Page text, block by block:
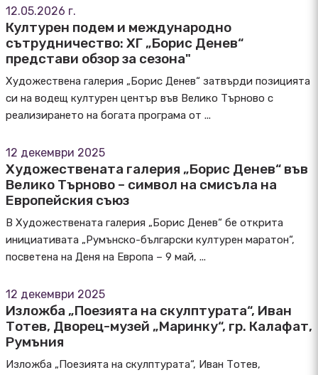
12.05.2026 г.
Културен подем и международно
сътрудничество: ХГ „Борис Денев“
представи обзор за сезона"
Художествена галерия „Борис Денев“ затвърди позицията
си на водещ културен център във Велико Търново с
реализирането на богата програма от ...
12 декември 2025
Художествената галерия „Борис Денев“ във
Велико Търново – символ на смисъла на
Европейския съюз
В Художествената галерия „Борис Денев“ бе открита
инициативата „Румънско-български културен маратон“,
посветена на Деня на Европа – 9 май, ...
12 декември 2025
Изложба „Поезията на скулптурата“, Иван
Тотев, Дворец-музей „Маринку“, гр. Калафат,
Румъния
Изложба „Поезията на скулптурата“, Иван Тотев,